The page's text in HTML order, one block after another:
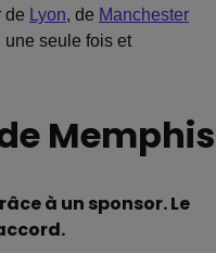
de Lyon, de Manchester
seule fois et
Memphis
à un sponsor. Le